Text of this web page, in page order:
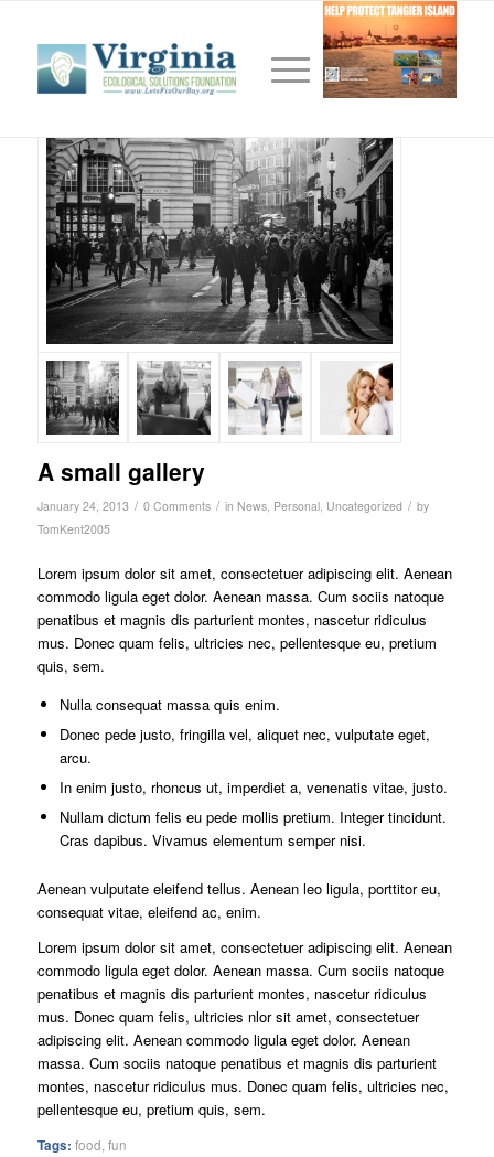
A small gallery
January 24, 2013 / 0 Comments / in News, Personal, Uncategorized / by
TomKent2005
Lorem ipsum dolor sit amet, consectetuer adipiscing elit. Aenean
commodo ligula eget dolor. Aenean massa. Cum sociis natoque
penatibus et magnis dis parturient montes, nascetur ridiculus
mus. Donec quam felis, ultricies nec, pellentesque eu, pretium
quis, sem.
Nulla consequat massa quis enim.
Donec pede justo, fringilla vel, aliquet nec, vulputate eget,
arcu.
In enim justo, rhoncus ut, imperdiet a, venenatis vitae, justo.
Nullam dictum felis eu pede mollis pretium. Integer tincidunt.
Cras dapibus. Vivamus elementum semper nisi.
Aenean vulputate eleifend tellus. Aenean leo ligula, porttitor eu,
consequat vitae, eleifend ac, enim.
Lorem ipsum dolor sit amet, consectetuer adipiscing elit. Aenean
commodo ligula eget dolor. Aenean massa. Cum sociis natoque
penatibus et magnis dis parturient montes, nascetur ridiculus
mus. Donec quam felis, ultricies nlor sit amet, consectetuer
adipiscing elit. Aenean commodo ligula eget dolor. Aenean
massa. Cum sociis natoque penatibus et magnis dis parturient
montes, nascetur ridiculus mus. Donec quam felis, ultricies nec,
pellentesque eu, pretium quis, sem.
Tags: food,fun